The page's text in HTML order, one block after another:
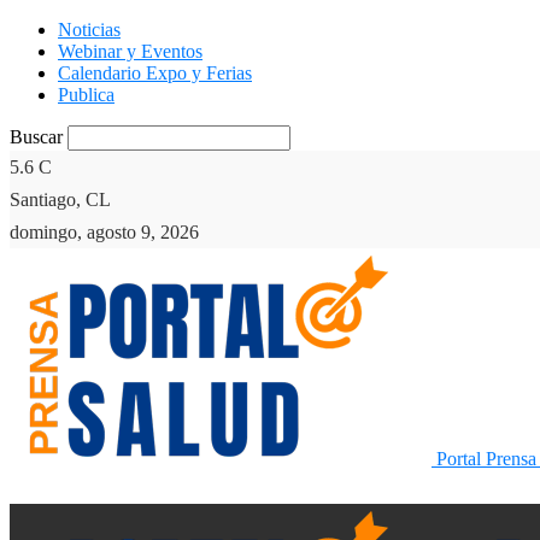
Noticias
Webinar y Eventos
Calendario Expo y Ferias
Publica
Buscar
5.6 C
Santiago, CL
domingo, agosto 9, 2026
Portal